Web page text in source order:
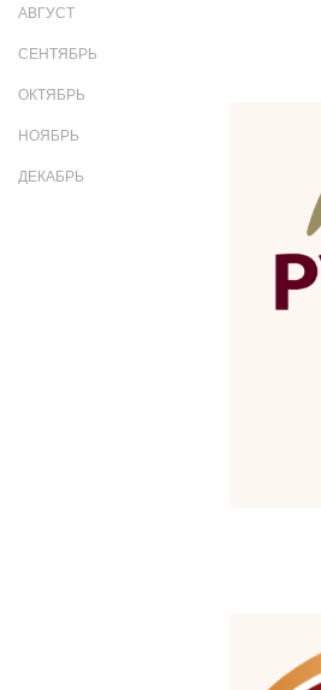
АВГУСТ
СЕНТЯБРЬ
ОКТЯБРЬ
НОЯБРЬ
ДЕКАБРЬ